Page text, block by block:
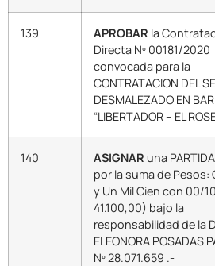
139 APROBAR la
Directa Nº 00181/2020
convocada para la
CONTRATACION DEL
DESMALEZADO EN
“LIBERTADOR – EL
140 ASIGNAR una
por la suma de Pesos:
y Un Mil Cien con 00/
41.100,00) bajo la
responsabilidad de la
ELEONORA POSADAS
Nº 28.071.659 .-